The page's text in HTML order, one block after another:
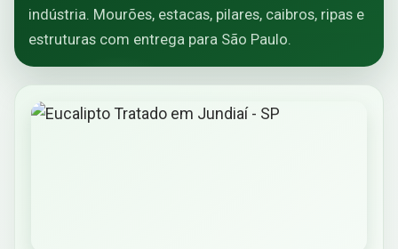
indústria. Mourões, estacas, pilares, caibros, ripas e
estruturas com entrega para São Paulo.